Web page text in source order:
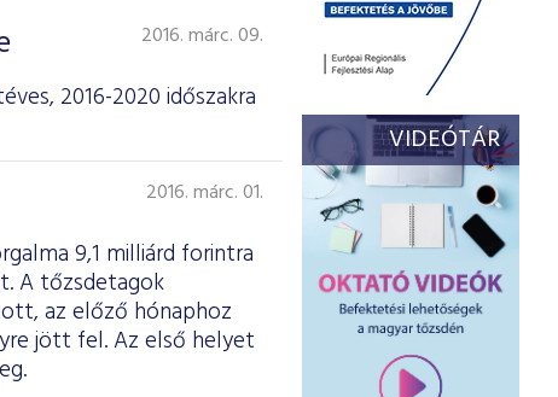
2016. márc. 09.
2016-2020 időszakra
2016. márc. 01.
9,1 milliárd forintra
A tőzsdetagok
az előző hónaphoz
jött fel. Az első helyet
VIDEÓTÁR